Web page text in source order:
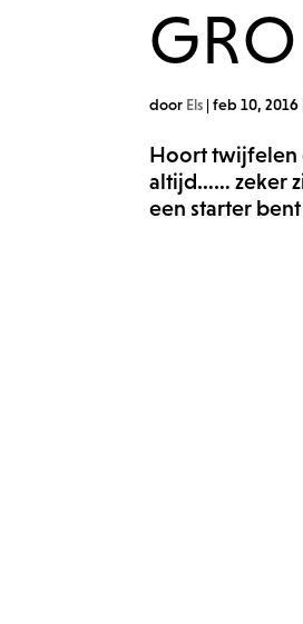
door Els |feb 10, 2016
Hoort twijfelen
altijd…… zeker
een starter